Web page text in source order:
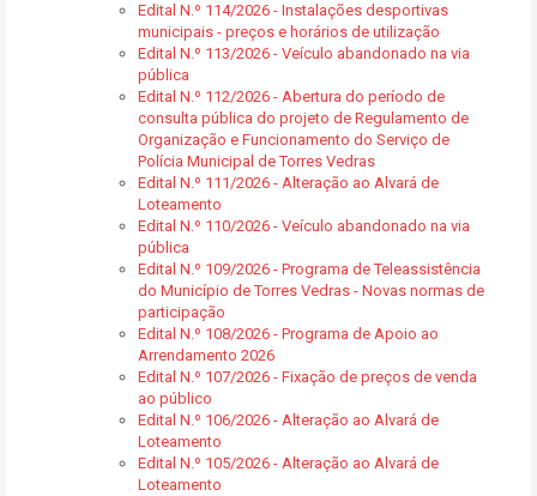
Edital N.º 114/2026 - Instalações desportivas
municipais - preços e horários de utilização
Edital N.º 113/2026 - Veículo abandonado na via
pública
Edital N.º 112/2026 - Abertura do período de
consulta pública do projeto de Regulamento de
Organização e Funcionamento do Serviço de
Polícia Municipal de Torres Vedras
Edital N.º 111/2026 - Alteração ao Alvará de
Loteamento
Edital N.º 110/2026 - Veículo abandonado na via
pública
Edital N.º 109/2026 - Programa de Teleassistência
do Município de Torres Vedras - Novas normas de
participação
Edital N.º 108/2026 - Programa de Apoio ao
Arrendamento 2026
Edital N.º 107/2026 - Fixação de preços de venda
ao público
Edital N.º 106/2026 - Alteração ao Alvará de
Loteamento
Edital N.º 105/2026 - Alteração ao Alvará de
Loteamento